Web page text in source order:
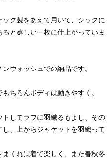
ク製をあえて用いて、シックに
と嬉しい一枚に仕上がっていま
ウォッシュでの納品です。
ちろんボディは動きやすく。
してラフに羽織るもよし、その
、上からジャケットを羽織って
くれば着て楽しく、また春秋冬